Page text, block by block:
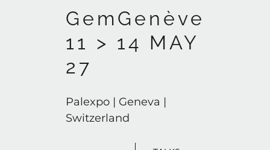
GemGenève
11 > 14 MAY
27
Palexpo | Geneva |
Switzerland